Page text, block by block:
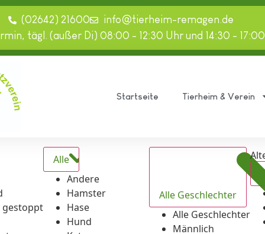
(02642) 21600
info@tierheim-remagen.de
tägl. (außer Di) 08:00 - 12:30 Uhr und 14:30 -
Startseite Tierheim & Verein
gestoppt
Alle
Andere
Hamster
Hase
Hund
Alle Geschlechter
Alle Geschlechter
Männlich